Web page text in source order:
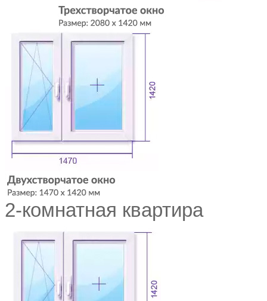
2-комнатная квартира